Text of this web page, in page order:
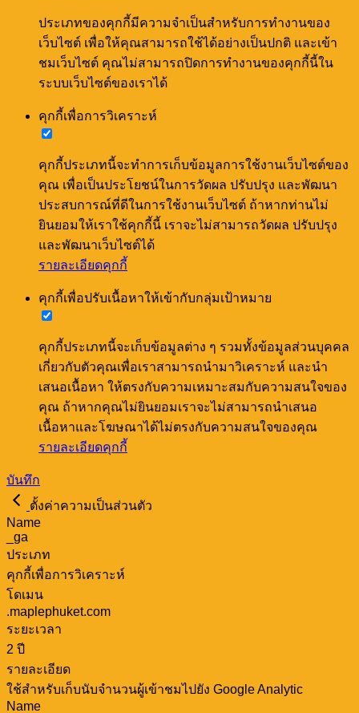
ประเภทของคุกกี้มีความจำเป็นสำหรับการทำงานของ
เว็บไซต์ เพื่อให้คุณสามารถใช้ได้อย่างเป็นปกติ และเข้า
ชมเว็บไซต์ คุณไม่สามารถปิดการทำงานของคุกกี้นี้ใน
ระบบเว็บไซต์ของเราได้
คุกกี้เพื่อการวิเคราะห์
คุกกี้ประเภทนี้จะทำการเก็บข้อมูลการใช้งานเว็บไซต์ของ
คุณ เพื่อเป็นประโยชน์ในการวัดผล ปรับปรุง และพัฒนา
ประสบการณ์ที่ดีในการใช้งานเว็บไซต์ ถ้าหากท่านไม่
ยินยอมให้เราใช้คุกกี้นี้ เราจะไม่สามารถวัดผล ปรับปรุง
และพัฒนาเว็บไซต์ได้
รายละเอียดคุกกี้
คุกกี้เพื่อปรับเนื้อหาให้เข้ากับกลุ่มเป้าหมาย
คุกกี้ประเภทนี้จะเก็บข้อมูลต่าง ๆ รวมทั้งข้อมูลส่วนบุคคล
เกี่ยวกับตัวคุณเพื่อเราสามารถนำมาวิเคราะห์ และนำ
เสนอเนื้อหา ให้ตรงกับความเหมาะสมกับความสนใจของ
คุณ ถ้าหากคุณไม่ยินยอมเราจะไม่สามารถนำเสนอ
เนื้อหาและโฆษณาได้ไม่ตรงกับความสนใจของคุณ
รายละเอียดคุกกี้
บันทึก
ตั้งค่าความเป็นส่วนตัว
Name
_ga
ประเภท
คุกกี้เพื่อการวิเคราะห์
โดเมน
.maplephuket.com
ระยะเวลา
2 ปี
รายละเอียด
ใช้สำหรับเก็บนับจำนวนผู้เข้าชมไปยัง Google Analytic
Name